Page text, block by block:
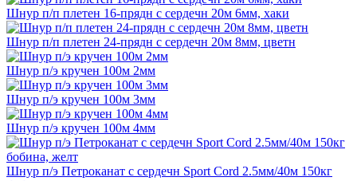
Шнур п/п плетен 16-прядн с сердечн 20м 6мм, хаки
Шнур п/п плетен 24-прядн с сердечн 20м 8мм, цветн
Шнур п/э кручен 100м 2мм
Шнур п/э кручен 100м 3мм
Шнур п/э кручен 100м 4мм
Шнур п/э Петроканат с сердечн Sport Cord 2.5мм/40м 150кг